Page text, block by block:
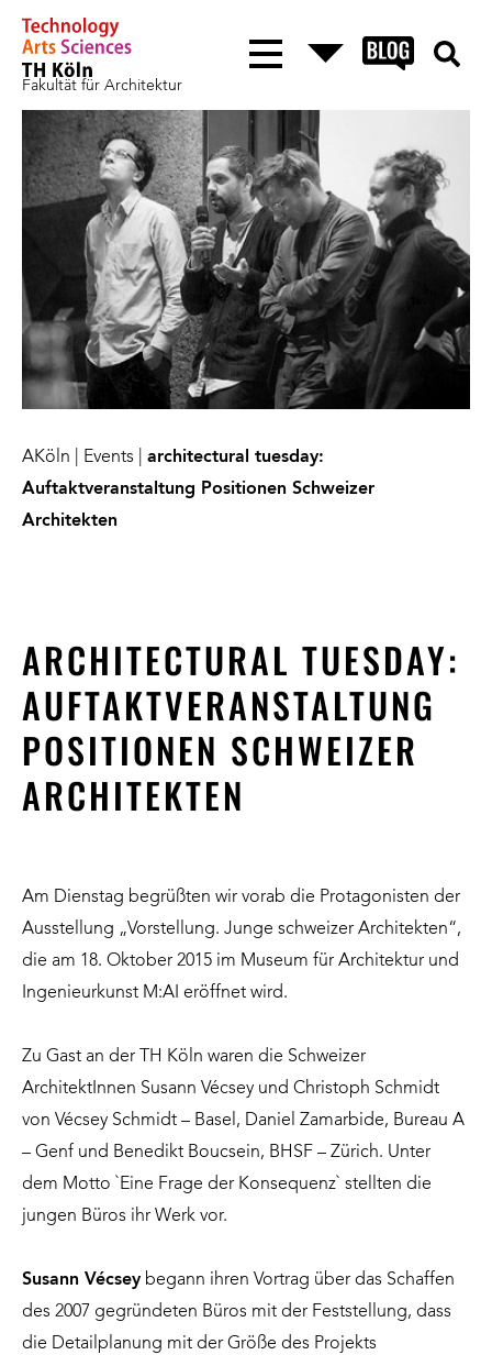
Fakultät für Architektur
AKöln Events
architectural tuesday:
Auftaktveranstaltung Positionen Schweizer
Architekten
ARCHITECTURAL TUESDAY:
AUFTAKTVERANSTALTUNG
POSITIONEN SCHWEIZER
ARCHITEKTEN
Am Dienstag begrüßten wir vorab die Protagonisten der
Ausstellung „Vorstellung. Junge schweizer Architekten“,
die am 18. Oktober 2015 im Museum für Architektur und
Ingenieurkunst M:AI eröffnet wird.
Zu Gast an der TH Köln waren die Schweizer
ArchitektInnen Susann Vécsey und Christoph Schmidt
von Vécsey Schmidt – Basel, Daniel Zamarbide, Bureau A
– Genf und Benedikt Boucsein, BHSF – Zürich. Unter
dem Motto `Eine Frage der Konsequenz` stellten die
jungen Büros ihr Werk vor.
Susann Vécsey begann ihren Vortrag über das Schaffen
des 2007 gegründeten Büros mit der Feststellung, dass
die Detailplanung mit der Größe des Projekts